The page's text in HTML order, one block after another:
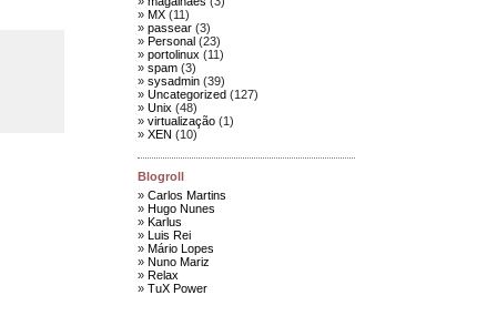
MX (11)
passear (3)
Personal (23)
portolinux (11)
spam (3)
sysadmin (39)
Uncategorized (127)
Unix (48)
virtualização (1)
XEN (10)
Blogroll
Carlos Martins
Hugo Nunes
Karlus
Luis Rei
Mário Lopes
Nuno Mariz
Relax
TuX Power